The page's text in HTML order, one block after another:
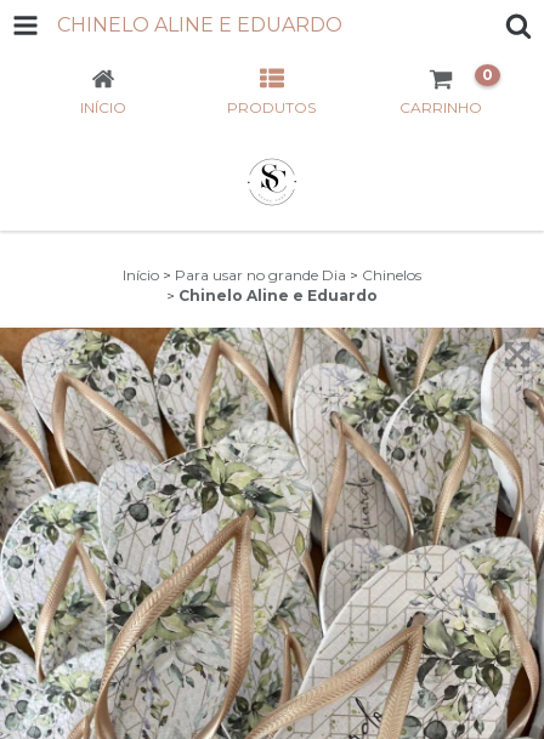
CHINELO ALINE E EDUARDO
INÍCIO PRODUTOS CARRINHO
0
Início > Para usar no grande Dia > Chinelos
> Chinelo Aline e Eduardo